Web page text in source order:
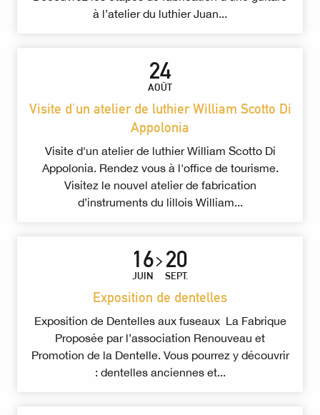
à l’atelier du luthier Juan...
24
AOÛT
Visite d'un atelier de luthier William Scotto Di
Appolonia
Visite d'un atelier de luthier William Scotto Di
Appolonia. Rendez vous à l'office de tourisme.
Visitez le nouvel atelier de fabrication
d’instruments du lillois William...
16
JUIN
20
SEPT.
Exposition de dentelles
Exposition de Dentelles aux fuseaux La Fabrique
Proposée par l’association Renouveau et
Promotion de la Dentelle. Vous pourrez y découvrir
: dentelles anciennes et...